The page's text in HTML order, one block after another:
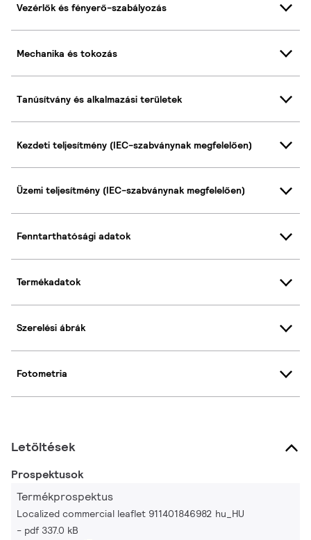
Vezérlők és fényerő-szabályozás
Mechanika és tokozás
Tanúsítvány és alkalmazási területek
Kezdeti teljesítmény (IEC-szabványnak megfelelően)
Üzemi teljesítmény (IEC-szabványnak megfelelően)
Fenntarthatósági adatok
Termékadatok
Szerelési ábrák
Fotometria
Letöltések
Prospektusok
Termékprospektus
Localized commercial leaflet 911401846982 hu_HU
pdf 337.0 kB